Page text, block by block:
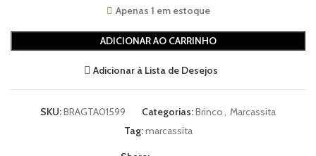
Apenas 1 em estoque
ADICIONAR AO CARRINHO
Adicionar à Lista de Desejos
SKU:BRAGTA01599 Categorias:Brinco, Marcassita
Tag:marcassita